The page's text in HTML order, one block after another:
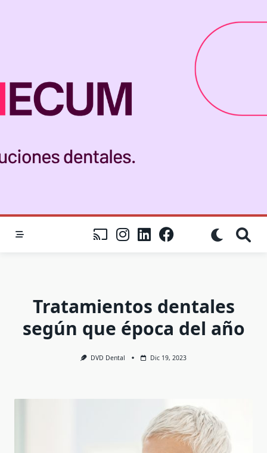
Tratamientos dentales
según que época del año
DVD Dental Dic 19, 2023